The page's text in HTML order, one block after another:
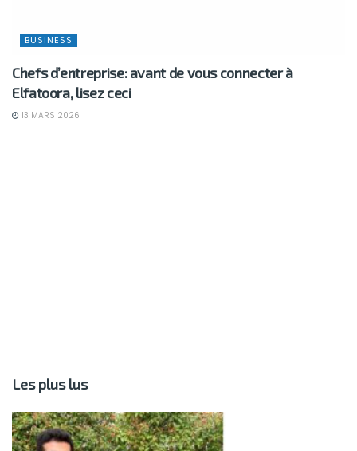
BUSINESS
Chefs d’entreprise: avant de vous connecter à
Elfatoora, lisez ceci
13 MARS 2026
Les plus lus